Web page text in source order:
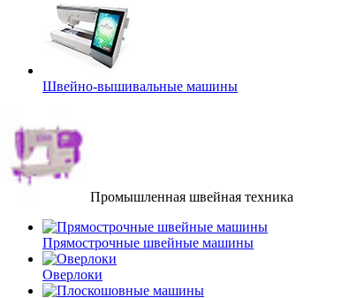
Швейно-вышивальные машины
Промышленная швейная техника
Прямострочные швейные машины
Оверлоки